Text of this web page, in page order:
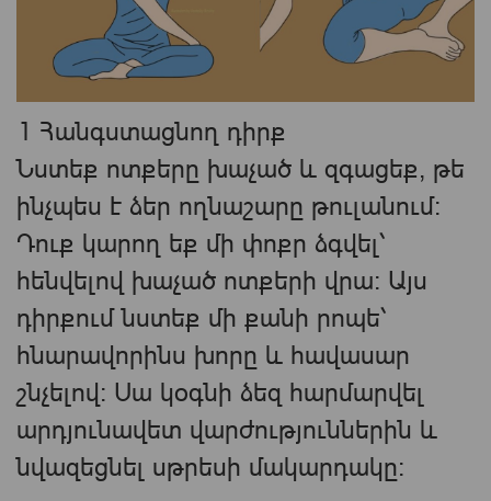
1 Հանգստացնող դիրք
Նստեք ոտքերը խաչած և զգացեք, թե
ինչպես է ձեր ողնաշարը թուլանում:
Դուք կարող եք մի փոքր ձգվել՝
հենվելով խաչած ոտքերի վրա։ Այս
դիրքում նստեք մի քանի րոպե՝
հնարավորինս խորը և հավասար
շնչելով։ Սա կօգնի ձեզ հարմարվել
արդյունավետ վարժություններին և
նվազեցնել սթրեսի մակարդակը: